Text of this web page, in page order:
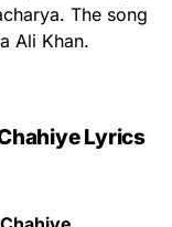
The song
Ali Khan.
Lyrics